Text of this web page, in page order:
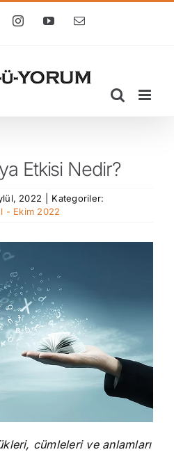
InstagramYouTube
E-
Etkisi Nedir?
2022
Kategoriler:
- Ekim 2022
cümleleri ve anlamları